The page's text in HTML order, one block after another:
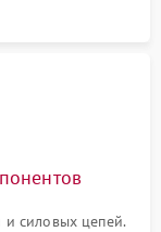
силовых цепей.